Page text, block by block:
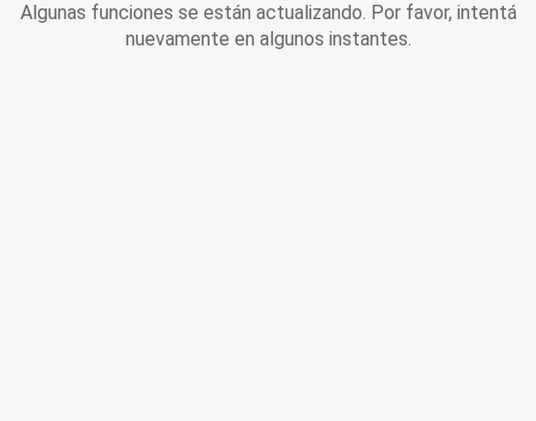
Algunas funciones se están actualizando. Por favor, intentá
nuevamente en algunos instantes.